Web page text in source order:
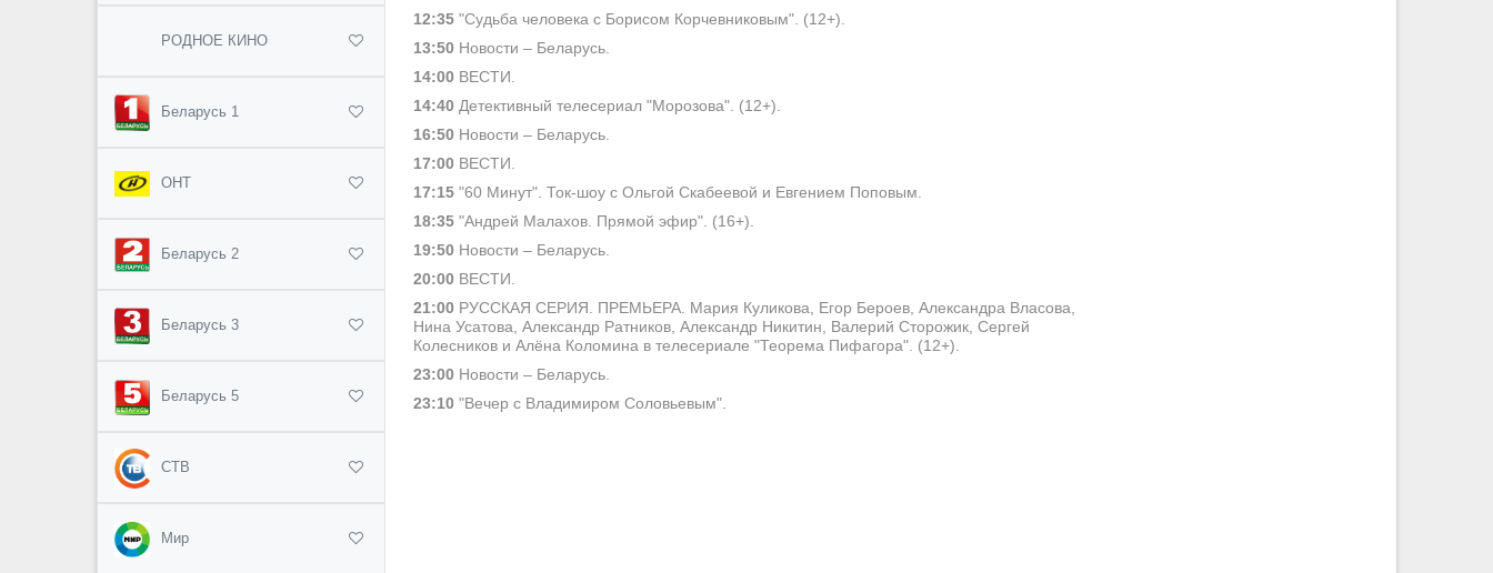
РОДНОЕ КИНО
Беларусь 1
ОНТ
Беларусь 2
Беларусь 3
Беларусь 5
СТВ
Мир
12:35 "Судьба человека с Борисом Корчевниковым". (12+).
13:50 Новости – Беларусь.
14:00 ВЕСТИ.
14:40 Детективный телесериал "Морозова". (12+).
16:50 Новости – Беларусь.
17:00 ВЕСТИ.
17:15 "60 Минут". Ток-шоу с Ольгой Скабеевой и Евгением Поповым.
18:35 "Андрей Малахов. Прямой эфир". (16+).
19:50 Новости – Беларусь.
20:00 ВЕСТИ.
21:00 РУССКАЯ СЕРИЯ. ПРЕМЬЕРА. Мария Куликова, Егор Бероев, Александра Власова,
Нина Усатова, Александр Ратников, Александр Никитин, Валерий Сторожик, Сергей
Колесников и Алёна Коломина в телесериале "Теорема Пифагора". (12+).
23:00 Новости – Беларусь.
23:10 "Вечер с Владимиром Соловьевым".